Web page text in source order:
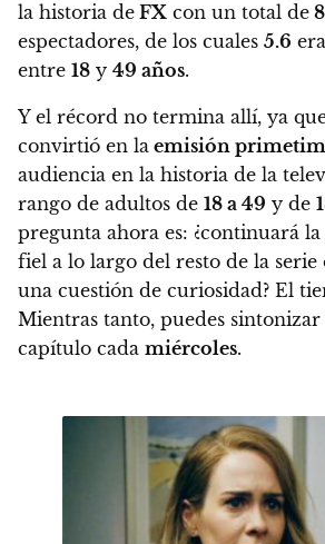
la historia de FX con un total de
espectadores, de los cuales 5.6
entre 18 y 49 años.
Y el récord no termina allí, ya
convirtió en la emisión
audiencia en la historia de la
rango de adultos de 18 a 49 y de
pregunta ahora es: ¿continuará
fiel a lo largo del resto de la serie
una cuestión de curiosidad? El
Mientras tanto, puedes
capítulo cada miércoles.